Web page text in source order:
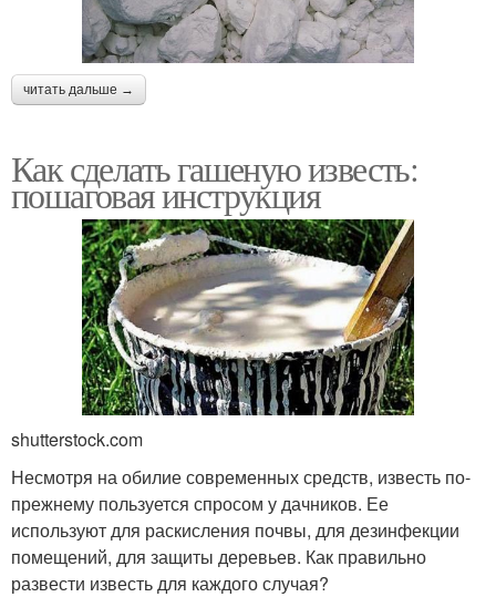
читать дальше →
Как сделать гашеную известь:
пошаговая инструкция
shutterstock.com
Несмотря на обилие современных средств, известь по-
прежнему пользуется спросом у дачников. Ее
используют для раскисления почвы, для дезинфекции
помещений, для защиты деревьев. Как правильно
развести известь для каждого случая?